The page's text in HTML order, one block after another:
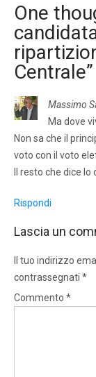
One
Centrale”
Massimo
Ma dove
Non sa che il
voto con il voto
Il resto che dice
Rispondi
Lascia un
Il tuo indirizzo
contrassegnati *
Commento *